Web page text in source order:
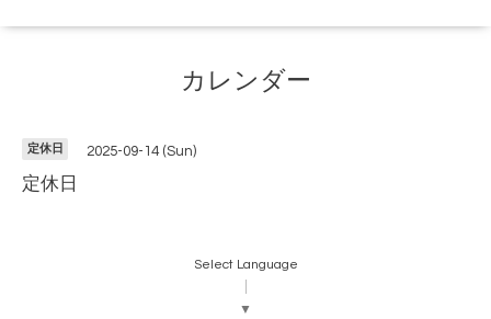
カレンダー
定休日 2025-09-14 (Sun)
定休日
Select Language
▼